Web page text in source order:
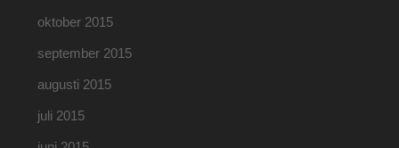
oktober 2015
september 2015
augusti 2015
juli 2015